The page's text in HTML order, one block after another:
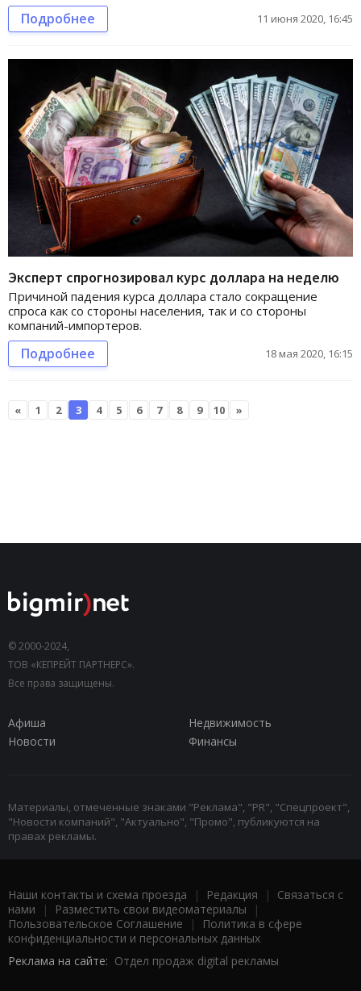
Подробнее 11 июня 2020, 16:45
Эксперт спрогнозировал курс доллара на неделю
Причиной падения курса доллара стало сокращение
спроса как со стороны населения, так и со стороны
компаний-импортеров.
Подробнее 18 мая 2020, 16:15
« 1 2 3 4 5 6 7 8 9 10 »
© 2000-2024,
ТОВ «КЕПРЕЙТ ПАРТНЕРС».
Все права защищены.
Афиша
Недвижимость
Новости
Финансы
Материалы, отмеченные знаками "Реклама", "PR", "Спецпроект",
"Новости компаний", "Актуально", "Промо", публикуются на
правах рекламы.
Наши контакты и схема проезда | Редакция | Связаться с
нами | Разместить свои видеоматериалы |
Пользовательское Соглашение |
Политика в сфере
конфиденциальности и персональных данных
Реклама на сайте: Отдел продаж digital рекламы